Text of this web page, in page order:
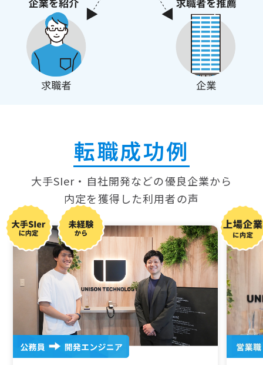
転職成功例
大手SIer・自社開発などの優良企業から
内定を獲得した利用者の声